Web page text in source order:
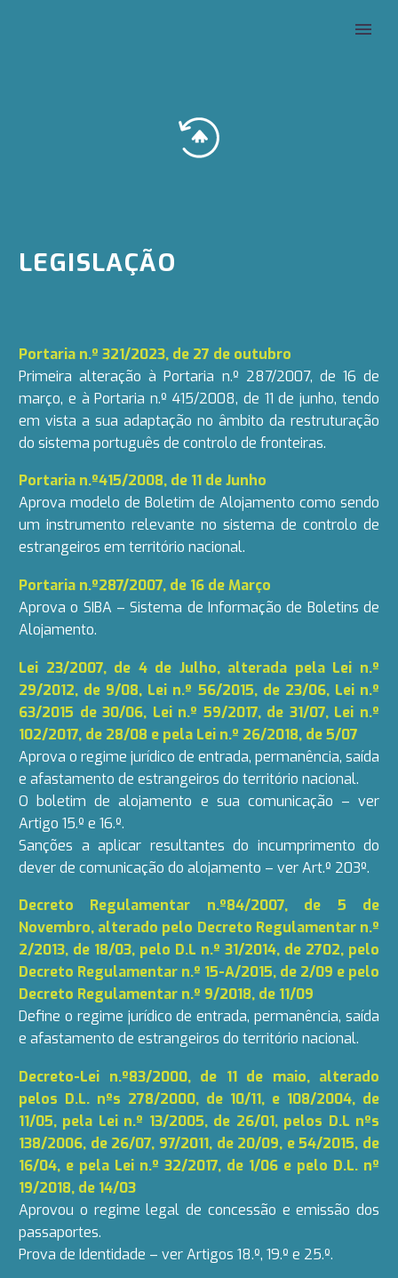
LEGISLAÇÃO
Portaria n.º 321/2023, de 27 de outubro
Primeira alteração à Portaria n.º 287/2007, de 16 de
março, e à Portaria n.º 415/2008, de 11 de junho, tendo
em vista a sua adaptação no âmbito da restruturação
do sistema português de controlo de fronteiras.
Portaria n.º415/2008, de 11 de Junho
Aprova modelo de Boletim de Alojamento como sendo
um instrumento relevante no sistema de controlo de
estrangeiros em território nacional.
Portaria n.º287/2007, de 16 de Março
Aprova o SIBA – Sistema de Informação de Boletins de
Alojamento.
Lei 23/2007, de 4 de Julho, alterada pela Lei n.º
29/2012, de 9/08, Lei n.º 56/2015, de 23/06, Lei n.º
63/2015 de 30/06, Lei n.º 59/2017, de 31/07, Lei n.º
102/2017, de 28/08 e pela Lei n.º 26/2018, de 5/07
Aprova o regime jurídico de entrada, permanência, saída
e afastamento de estrangeiros do território nacional.
O boletim de alojamento e sua comunicação – ver
Artigo 15.º e 16.º.
Sanções a aplicar resultantes do incumprimento do
dever de comunicação do alojamento – ver Art.º 203º.
Decreto Regulamentar n.º84/2007, de 5 de
Novembro, alterado pelo Decreto Regulamentar n.º
2/2013, de 18/03, pelo D.L n.º 31/2014, de 2702, pelo
Decreto Regulamentar n.º 15-A/2015, de 2/09 e pelo
Decreto Regulamentar n.º 9/2018, de 11/09
Define o regime jurídico de entrada, permanência, saída
e afastamento de estrangeiros do território nacional.
Decreto-Lei n.º83/2000, de 11 de maio, alterado
pelos D.L. nºs 278/2000, de 10/11, e 108/2004, de
11/05, pela Lei n.º 13/2005, de 26/01, pelos D.L nºs
138/2006, de 26/07, 97/2011, de 20/09, e 54/2015, de
16/04, e pela Lei n.º 32/2017, de 1/06 e pelo D.L. nº
19/2018, de 14/03
Aprovou o regime legal de concessão e emissão dos
passaportes.
Prova de Identidade – ver Artigos 18.º, 19.º e 25.º.